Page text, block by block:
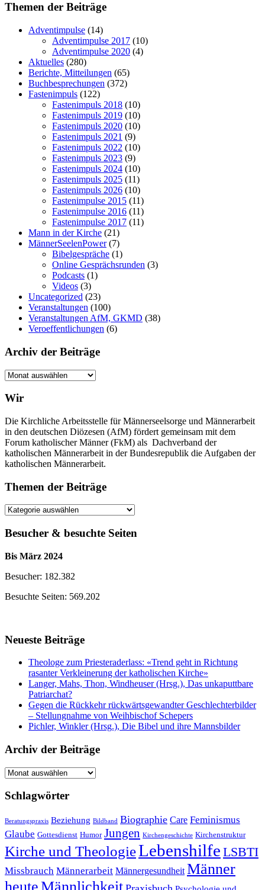
Themen der Beiträge
Adventimpulse (14)
Adventimpulse 2017 (10)
Adventimpulse 2020 (4)
Aktuelles (280)
Berichte, Mitteilungen (65)
Buchbesprechungen (372)
Fastenimpuls (122)
Fastenimpuls 2018 (10)
Fastenimpuls 2019 (10)
Fastenimpuls 2020 (10)
Fastenimpuls 2021 (9)
Fastenimpuls 2022 (10)
Fastenimpuls 2023 (9)
Fastenimpuls 2024 (10)
Fastenimpuls 2025 (11)
Fastenimpuls 2026 (10)
Fastenimpulse 2015 (11)
Fastenimpulse 2016 (11)
Fastenimpulse 2017 (11)
Mann in der Kirche (21)
MännerSeelenPower(7)
Bibelgespräche (1)
Online Gesprächsrunden (3)
Podcasts (1)
Videos (3)
Uncategorized (23)
Veranstaltungen (100)
Veranstaltungen AfM, GKMD (38)
Veroeffentlichungen (6)
Archiv der Beiträge
Archiv
Beiträge
Wir
Die Kirchliche Arbeitsstelle für Männerseelsorge und Männerarbeit
in den deutschen Diözesen (AfM) fördert gemeinsam mit dem
Forum katholischer Männer (FkM) als Dachverband der
katholischen Männerarbeit in der Bundesrepublik die Aufgaben der
katholischen Männerarbeit.
Themen der Beiträge
Themen
Beiträge
Besucher & besuchte Seiten
Bis März 2024
Besucher: 182.382
Besuchte Seiten: 569.202
Neueste Beiträge
Theologe zum Priesteraderlass: «Trend geht in Richtung
rasanter Verkleinerung der katholischen Kirche»
Langer, Mahs, Thon, Windheuser (Hrsg.), Das unkaputtbare
Patriarchat?
Gegen die Rückkehr rückwärtsgewandter Geschlechterbilder
– Stellungnahme von Weihbischof Schepers
Pichler, Winkler (Hrsg.), Die Bibel und ihre Mannsbilder
Archiv der Beiträge
Archiv
Beiträge
Schlagwörter
Beratungspraxis Beziehung Bildband Biographie Care Feminismus
Glaube Gottesdienst Humor Jungen Kirchengeschichte Kirchenstruktur
Kirche und TheologieLebenshilfe LSBTI
Missbrauch Männerarbeit Männergesundheit Männer